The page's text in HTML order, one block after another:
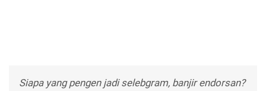
Siapa yang pengen jadi selebgram, banjir endorsan?